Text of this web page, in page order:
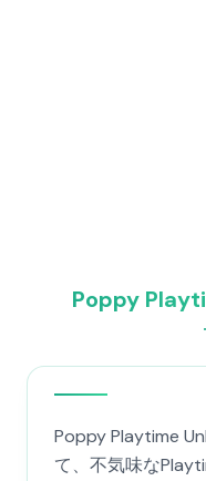
Poppy
Poppy Playtime
て、不気味な